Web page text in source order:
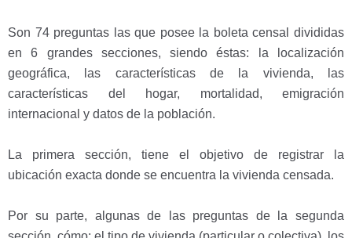
Son 74 preguntas las que posee la boleta censal divididas
en 6 grandes secciones, siendo éstas: la localización
geográfica, las características de la vivienda, las
características del hogar, mortalidad, emigración
internacional y datos de la población.
La primera sección, tiene el objetivo de registrar la
ubicación exacta donde se encuentra la vivienda censada.
Por su parte, algunas de las preguntas de la segunda